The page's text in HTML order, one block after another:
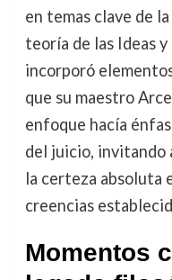
en temas clave de
teoría de las Ideas
incorporó
que su maestro
enfoque hacía
del juicio, invitando
la certeza absoluta
creencias
Momentos